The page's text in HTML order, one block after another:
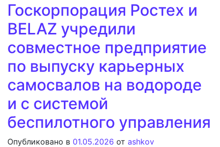
Госкорпорация Ростех и
BELAZ учредили
совместное предприятие
по выпуску карьерных
самосвалов на водороде
и с системой
беспилотного управления
Опубликовано в 01.05.2026 от ashkov